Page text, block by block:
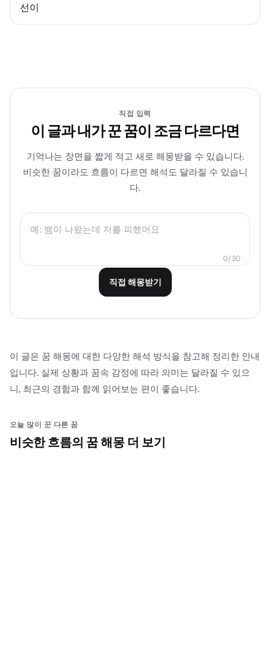
선이
직접 입력
이 글과 내가 꾼 꿈이 조금 다르다면
기억나는 장면을 짧게 적고 새로 해몽받을 수 있습니다.
비슷한 꿈이라도 흐름이 다르면 해석도 달라질 수 있습니
다.
0/30
직접 해몽받기
이 글은 꿈 해몽에 대한 다양한 해석 방식을 참고해 정리한 안내
입니다. 실제 상황과 꿈속 감정에 따라 의미는 달라질 수 있으
니, 최근의 경험과 함께 읽어보는 편이 좋습니다.
오늘 많이 꾼 다른 꿈
비슷한 흐름의 꿈 해몽 더 보기